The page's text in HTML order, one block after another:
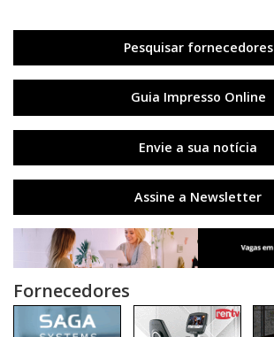
Pesquisar fornecedores
Guia Impresso Online
Envie a sua notícia
Assine a Newsletter
Fornecedores